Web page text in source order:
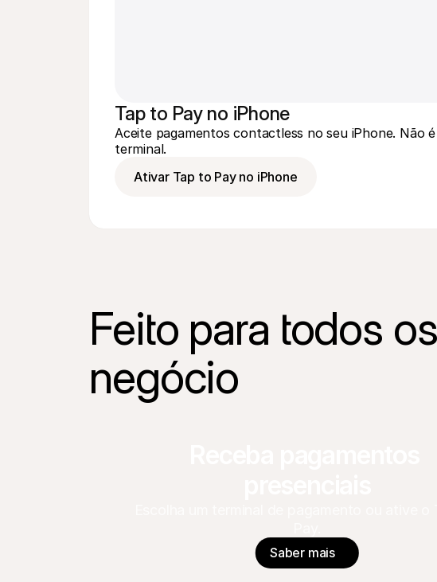
Tap to Pay no iPhone
Aceite pagamentos contactless no seu iPhone. Não
terminal.
Ativar Tap to Pay no iPhone
Feito para todos
negócio
Saber mais